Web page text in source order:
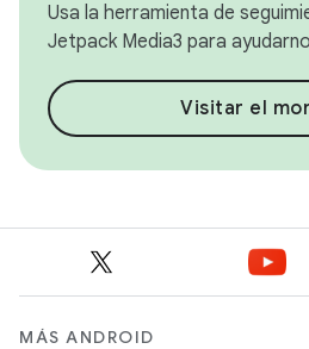
Usa la herramienta de
Jetpack Media3 para
Visitar el
MÁS ANDROID